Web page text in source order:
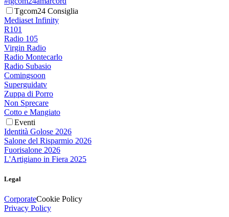
Tgcom24 Consiglia
Mediaset Infinity
R101
Radio 105
Virgin Radio
Radio Montecarlo
Radio Subasio
Comingsoon
Superguidatv
Zuppa di Porro
Non Sprecare
Cotto e Mangiato
Eventi
Identità Golose 2026
Salone del Risparmio 2026
Fuorisalone 2026
L'Artigiano in Fiera 2025
Legal
CorporateCookie Policy
Privacy Policy